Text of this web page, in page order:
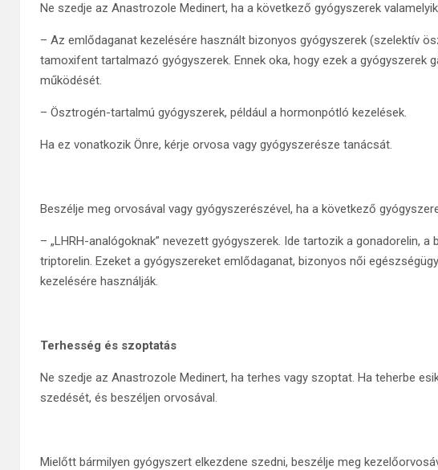
Ne szedje az Anastrozole Medinert, ha a következő gyógyszerek
– Az emlődaganat kezelésére használt bizonyos gyógyszerek (szelektív
tamoxifent tartalmazó gyógyszerek. Ennek oka, hogy ezek a gyógyszerek
működését.
– Ösztrogén-tartalmú gyógyszerek, például a hormonpótló kezelések.
Ha ez vonatkozik Önre, kérje orvosa vagy gyógyszerésze tanácsát.
Beszélje meg orvosával vagy gyógyszerészével, ha a következő
– „LHRH-analógoknak” nevezett gyógyszerek. Ide tartozik a gonadorelin,
triptorelin. Ezeket a gyógyszereket emlődaganat, bizonyos női
kezelésére használják.
Terhesség és szoptatás
Ne szedje az Anastrozole Medinert, ha terhes vagy szoptat. Ha teherbe
szedését, és beszéljen orvosával.
Mielőtt bármilyen gyógyszert elkezdene szedni, beszélje meg